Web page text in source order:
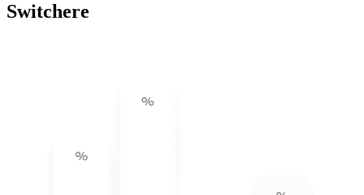
Switchere